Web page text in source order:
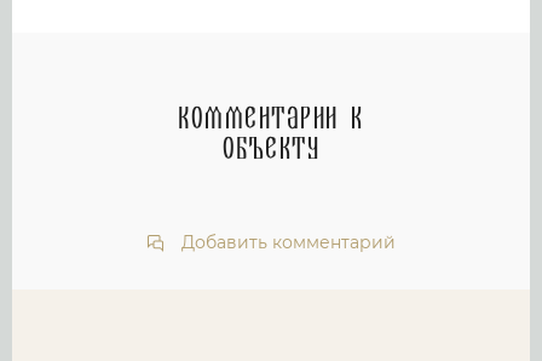
Комментарии к
объекту
Добавить комментарий